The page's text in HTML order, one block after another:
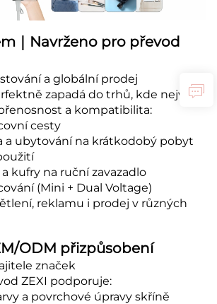
｜Navrženo pro převod
a globální prodej
zapadá do trhů, kde největší
a kompatibilita:
cesty
a ubytování na krátkodobý pobyt
kufry na ruční zavazadlo
(Mini + Dual Voltage)
reklamu i prodej v různých
ODM přizpůsobení
značek
ZEXI podporuje:
a povrchové úpravy skříně